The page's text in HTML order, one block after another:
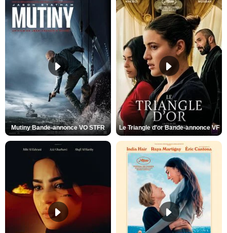
Mutiny Bande-annonce VO STFR Le Triangle d'or Bande-annonce VF